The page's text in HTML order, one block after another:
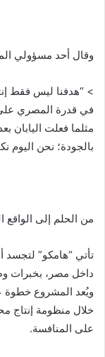
وقال أحد مسؤولي
> “هدفنا ليس فقط
في قدرة المصري
مثلما فعلت اليابان
بالجودة؛ نحن اليوم
من الحلم إلى
تأتي “هامكو” لتجسد
داخل مصر، بخبرات
ويُعد المشروع خطوة
خلال منظومة إنتاج
على المنافسة.